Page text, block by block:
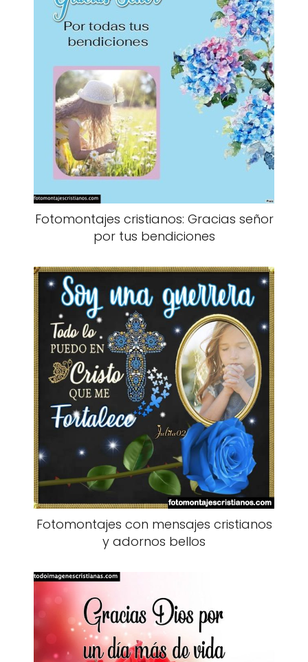
Fotomontajes cristianos: Gracias señor
por tus bendiciones
Fotomontajes con mensajes cristianos
y adornos bellos